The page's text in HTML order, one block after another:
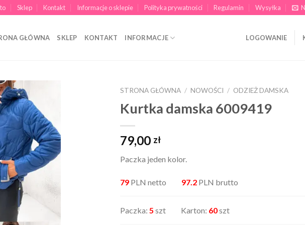
Sklep Kontakt Informacje o sklepie Polityka prywatności Regulamin Wysyłka
GŁÓWNA SKLEP KONTAKT INFORMACJE LOGOWANIE
STRONA GŁÓWNA / NOWOŚCI / ODZIEŻ DAMSKA
Kurtka damska 6009419
79,00 zł
Paczka jeden kolor.
79 PLN netto 97.2 PLN brutto
Paczka: 5 szt Karton: 60szt